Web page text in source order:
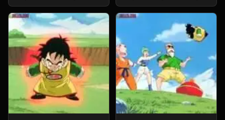
batalla! ¡El regreso de
Gokú!
es el hermano mayor de
Gokú? ¡El secreto de los
poderosos guerreros